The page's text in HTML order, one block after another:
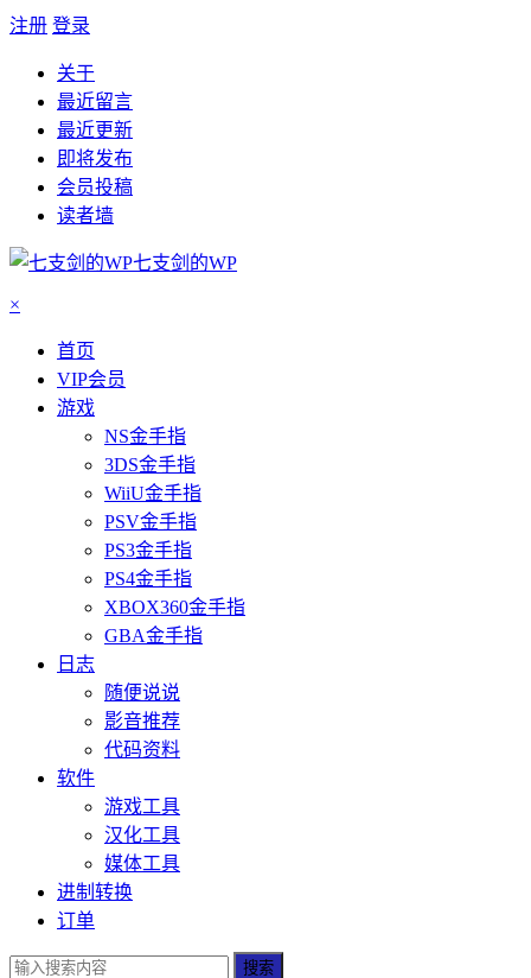
注册 登录
关于
最近留言
最近更新
即将发布
会员投稿
读者墙
七支剑的WP
×
首页
VIP会员
游戏
NS金手指
3DS金手指
WiiU金手指
PSV金手指
PS3金手指
PS4金手指
XBOX360金手指
GBA金手指
日志
随便说说
影音推荐
代码资料
软件
游戏工具
汉化工具
媒体工具
进制转换
订单
搜索